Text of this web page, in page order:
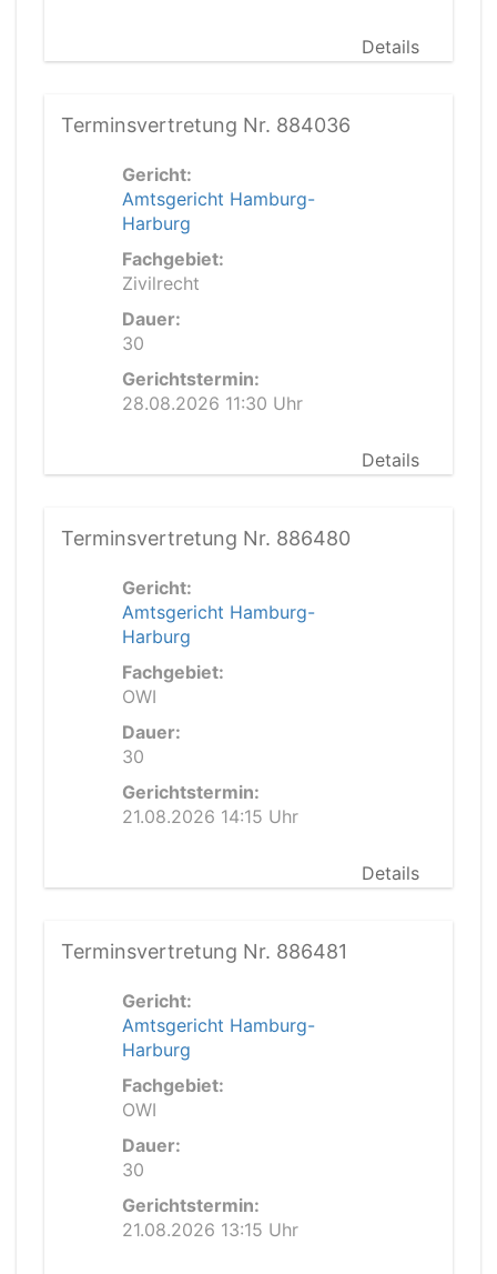
Details
Terminsvertretung Nr. 884036
Gericht:
Amtsgericht Hamburg-
Harburg
Fachgebiet:
Zivilrecht
Dauer:
30
Gerichtstermin:
28.08.2026 11:30 Uhr
Details
Terminsvertretung Nr. 886480
Gericht:
Amtsgericht Hamburg-
Harburg
Fachgebiet:
OWI
Dauer:
30
Gerichtstermin:
21.08.2026 14:15 Uhr
Details
Terminsvertretung Nr. 886481
Gericht:
Amtsgericht Hamburg-
Harburg
Fachgebiet:
OWI
Dauer:
30
Gerichtstermin:
21.08.2026 13:15 Uhr